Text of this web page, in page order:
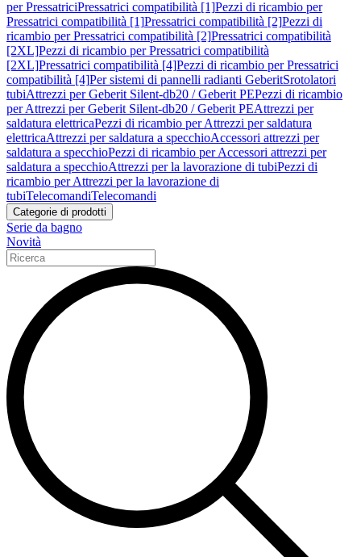
per PressatriciPressatrici compatibilità [1]Pezzi di ricambio per
Pressatrici compatibilità [1]Pressatrici compatibilità [2]Pezzi di
ricambio per Pressatrici compatibilità [2]Pressatrici compatibilità
[2XL]Pezzi di ricambio per Pressatrici compatibilità
[2XL]Pressatrici compatibilità [4]Pezzi di ricambio per Pressatrici
compatibilità [4]Per sistemi di pannelli radianti GeberitSrotolatori
tubiAttrezzi per Geberit Silent-db20 / Geberit PEPezzi di ricambio
per Attrezzi per Geberit Silent-db20 / Geberit PEAttrezzi per
saldatura elettricaPezzi di ricambio per Attrezzi per saldatura
elettricaAttrezzi per saldatura a specchioAccessori attrezzi per
saldatura a specchioPezzi di ricambio per Accessori attrezzi per
saldatura a specchioAttrezzi per la lavorazione di tubiPezzi di
ricambio per Attrezzi per la lavorazione di
tubiTelecomandiTelecomandi
Categorie di prodotti
Serie da bagno
Novità